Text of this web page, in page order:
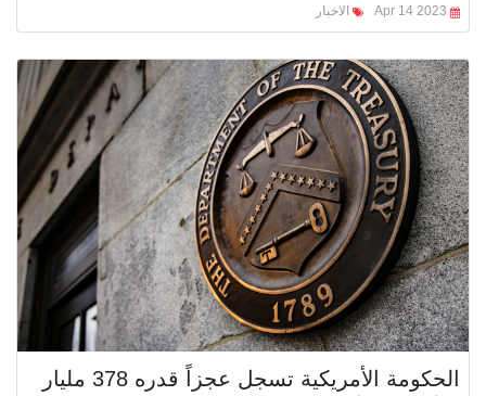
الاخبار
الحكومة الأمريكية تسجل عجزاً قدره 378 مليار